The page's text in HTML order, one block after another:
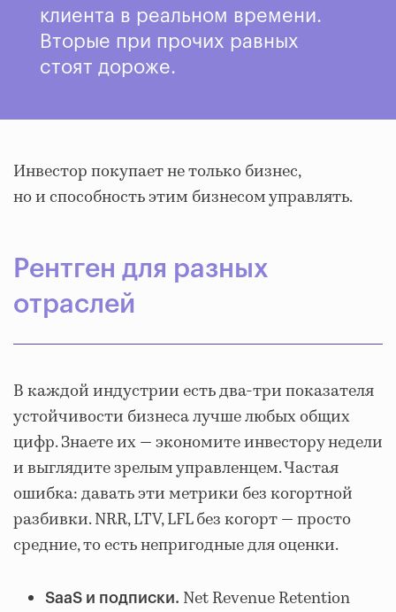
клиента в реальном времени.
Вторые при прочих равных
стоят дороже.
Инвестор покупает не только бизнес,
но и способность этим бизнесом управлять.
Рентген для разных
отраслей
В каждой индустрии есть два-три показателя
устойчивости бизнеса лучше любых общих
цифр. Знаете их — экономите инвестору недели
и выглядите зрелым управленцем. Частая
ошибка: давать эти метрики без когортной
разбивки. NRR, LTV, LFL без когорт — просто
средние, то есть непригодные для оценки.
SaaS и подписки. Net Revenue Retention